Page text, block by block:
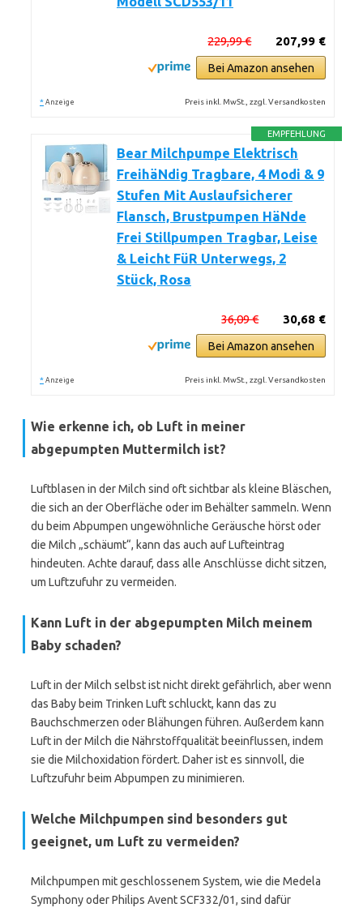
207,99 €
229,99 €
Bei Amazon ansehen
* Anzeige Preis inkl. MwSt., zzgl. Versandkosten
EMPFEHLUNG
Bear Milchpumpe Elektrisch
FreihäNdig Tragbare, 4 Modi & 9
Stufen Mit Auslaufsicherer
Flansch, Brustpumpen HäNde
Frei Stillpumpen Tragbar, Leise
& Leicht FüR Unterwegs, 2
Stück, Rosa
30,68 €
36,09 €
Bei Amazon ansehen
* Anzeige Preis inkl. MwSt., zzgl. Versandkosten
Wie erkenne ich, ob Luft in meiner
abgepumpten Muttermilch ist?
Luftblasen in der Milch sind oft sichtbar als kleine Bläschen,
die sich an der Oberfläche oder im Behälter sammeln. Wenn
du beim Abpumpen ungewöhnliche Geräusche hörst oder
die Milch „schäumt“, kann das auch auf Lufteintrag
hindeuten. Achte darauf, dass alle Anschlüsse dicht sitzen,
um Luftzufuhr zu vermeiden.
Kann Luft in der abgepumpten Milch meinem
Baby schaden?
Luft in der Milch selbst ist nicht direkt gefährlich, aber wenn
das Baby beim Trinken Luft schluckt, kann das zu
Bauchschmerzen oder Blähungen führen. Außerdem kann
Luft in der Milch die Nährstoffqualität beeinflussen, indem
sie die Milchoxidation fördert. Daher ist es sinnvoll, die
Luftzufuhr beim Abpumpen zu minimieren.
Welche Milchpumpen sind besonders gut
geeignet, um Luft zu vermeiden?
Milchpumpen mit geschlossenem System, wie die Medela
Symphony oder Philips Avent SCF332/01, sind dafür